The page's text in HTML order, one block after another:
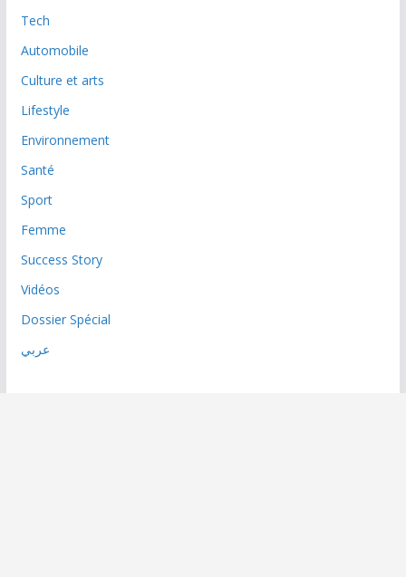
Tech
Automobile
Culture et arts
Lifestyle
Environnement
Santé
Sport
Femme
Success Story
Vidéos
Dossier Spécial
عربي